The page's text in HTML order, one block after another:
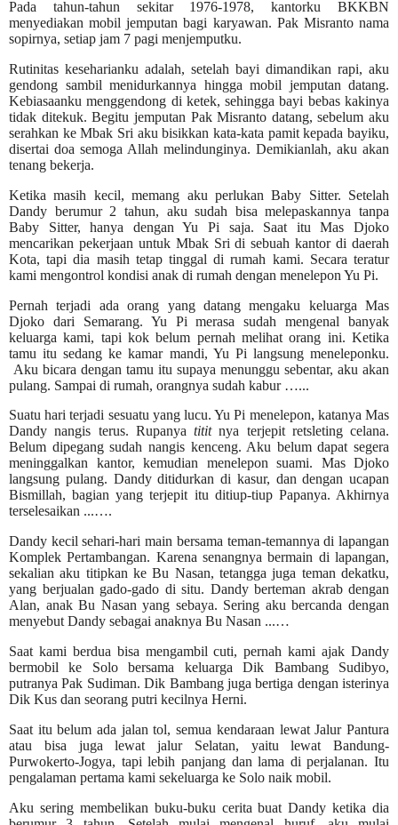
Pada tahun-tahun sekitar 1976-1978, kantorku BKKBN
menyediakan mobil jemputan bagi karyawan. Pak Misranto nama
sopirnya, setiap jam 7 pagi menjemputku.
Rutinitas keseharianku adalah, setelah bayi dimandikan rapi, aku
gendong sambil menidurkannya hingga mobil jemputan datang.
Kebiasaanku menggendong di ketek, sehingga bayi bebas kakinya
tidak ditekuk. Begitu jemputan Pak Misranto datang, sebelum aku
serahkan ke Mbak Sri aku bisikkan kata-kata pamit kepada bayiku,
disertai doa semoga Allah melindunginya. Demikianlah, aku akan
tenang bekerja.
Ketika masih kecil, memang aku perlukan Baby Sitter. Setelah
Dandy berumur 2 tahun, aku sudah bisa melepaskannya tanpa
Baby Sitter, hanya dengan Yu Pi saja.
Saat itu Mas Djoko
mencarikan pekerjaan untuk Mbak Sri di sebuah kantor di daerah
Kota, tapi dia masih tetap tinggal di rumah kami. Secara teratur
kami mengontrol kondisi anak di rumah dengan menelepon Yu Pi.
Pernah terjadi ada orang yang datang mengaku keluarga Mas
Djoko dari Semarang. Yu Pi merasa sudah mengenal banyak
keluarga kami, tapi kok belum pernah melihat orang ini. Ketika
tamu itu sedang ke kamar mandi, Yu Pi langsung meneleponku.
Aku bicara dengan tamu itu supaya menunggu sebentar, aku akan
pulang. Sampai di rumah, orangnya sudah kabur …...
Suatu hari terjadi sesuatu yang lucu. Yu Pi menelepon, katanya Mas
Dandy nangis terus. Rupanya tititnya terjepit retsleting celana.
Belum dipegang sudah nangis kenceng. Aku belum dapat segera
meninggalkan kantor, kemudian menelepon suami. Mas Djoko
langsung pulang. Dandy ditidurkan di kasur, dan dengan ucapan
Bismillah, bagian yang terjepit itu ditiup-tiup Papanya. Akhirnya
terselesaikan ...….
Dandy kecil sehari-hari main bersama teman-temannya di lapangan
Komplek Pertambangan. Karena senangnya bermain di lapangan,
sekalian aku titipkan ke Bu Nasan, tetangga juga teman dekatku,
yang berjualan gado-gado di situ. Dandy berteman akrab dengan
Alan, anak Bu Nasan yang sebaya. Sering aku bercanda dengan
menyebut Dandy sebagai anaknya Bu Nasan ...…
Saat kami berdua bisa mengambil cuti, pernah kami ajak Dandy
bermobil ke Solo bersama keluarga Dik Bambang Sudibyo,
putranya Pak Sudiman. Dik Bambang juga bertiga dengan isterinya
Dik Kus dan seorang putri kecilnya Herni.
Saat itu belum ada jalan tol, semua kendaraan lewat Jalur Pantura
atau bisa juga lewat jalur Selatan, yaitu lewat Bandung-
Purwokerto-Jogya, tapi lebih panjang dan lama di perjalanan. Itu
pengalaman pertama kami sekeluarga ke Solo naik mobil.
Aku sering membelikan buku-buku cerita buat Dandy ketika dia